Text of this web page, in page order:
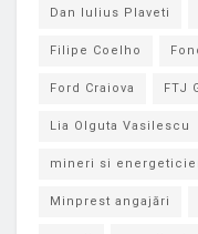
Dan Iulius Plaveti
Filipe Coelho
Ford Craiova FTJ
Lia Olguta Vasilescu
mineri si
Minprest angajări